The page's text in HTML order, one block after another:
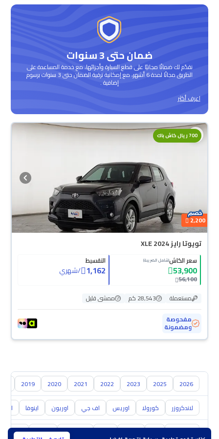
ضمان حتى 3 سنوات
نقدّم لك ضمانًا مجانيًا على قطع السيارة وأجزائها، مع خدمة المساعدة على
الطريق مجانًا لمدة 6 أشهر، مع إمكانية ترقية الضمان حتى 3 سنوات برسوم
إضافية .
اعرف أكثر
700 ريال كاش باك
محجوزة
2,200
تويوتا رايز XLE 2024
سعر الكاش(شامل الضريبة)
53,900
56,100
التقسيط
1,162
/شهري
مستعملة 28,543 كم
ممشى قليل
مفحوصة
ومضمونة
2026
2025
2023
2022
2021
2020
2019
لاندكروزر كورولا اوريس اف جي اوريون اينوفا ايكو
هيونداي كيا نيسان مازدا سوزوكي هافال GAC